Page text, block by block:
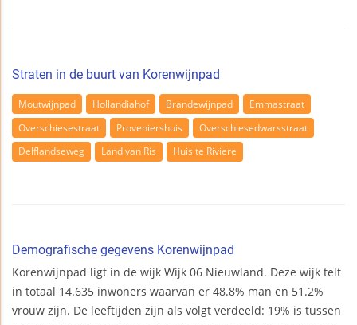
Straten in de buurt van Korenwijnpad
Moutwijnpad Hollandiahof Brandewijnpad
Emmastraat
Overschiesestraat
Proveniershuis
Overschiesedwarsstraat
Delflandseweg
Land van Ris Huis te Riviere
Demografische gegevens Korenwijnpad
Korenwijnpad ligt in de wijk Wijk 06 Nieuwland. Deze wijk telt
in totaal 14.635 inwoners waarvan er 48.8% man en 51.2%
vrouw zijn. De leeftijden zijn als volgt verdeeld: 19% is tussen